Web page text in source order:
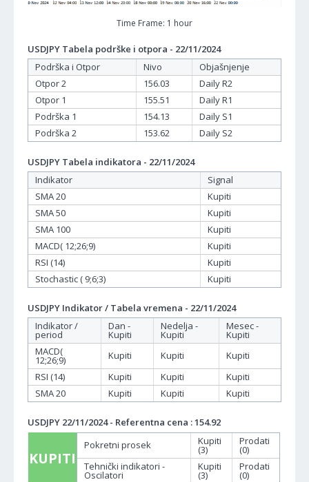
Time Frame: 1 hour
USDJPY Tabela podrške i otpora - 22/11/2024
Podrška i Otpor
Nivo
Objašnjenje
Otpor 2
156.03
Daily R2
Otpor 1
155.51
Daily R1
Podrška 1
154.13
Daily S1
Podrška 2
153.62 Daily S2
USDJPY Tabela indikatora - 22/11/2024
Indikator
Signal
SMA 20
Kupiti
SMA 50
Kupiti
SMA 100
Kupiti
MACD( 12;26;9)
Kupiti
RSI (14)
Kupiti
Stochastic ( 9;6;3)
Kupiti
USDJPY Indikator / Tabela vremena - 22/11/2024
Indikator /
period
Dan -
Kupiti
Nedelja -
Kupiti
Mesec -
Kupiti
MACD(
12;26;9) Kupiti Kupiti
Kupiti
RSI (14)
Kupiti Kupiti
Kupiti
SMA 20
Kupiti Kupiti Kupiti
USDJPY 22/11/2024 - Referentna cena : 154.92
KUPITI
Pokretni prosek Kupiti
(3)
Prodati
(0)
Tehnički indikatori -
Oscilatori
Kupiti
(3)
Prodati
(0)